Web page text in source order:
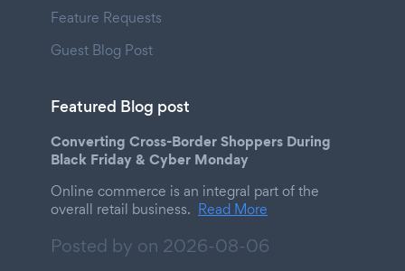
Feature Requests
Guest Blog Post
Featured Blog post
Converting Cross-Border Shoppers During
Black Friday & Cyber Monday
Online commerce is an integral part of the
overall retail business. Read More
Posted by on 2026-08-06